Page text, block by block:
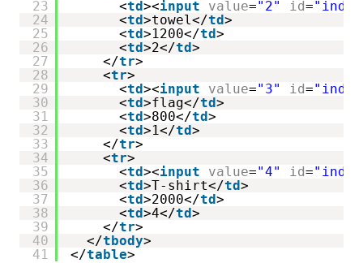
23
24
25
26
27
28
29
30
31
32
33
34
35
36
37
38
39
40
41
<td><input value="2" id=
<td>towel</td>
<td>1200</td>
<td>2</td>
</tr>
<tr>
<td><input value="3" id=
<td>flag</td>
<td>800</td>
<td>1</td>
</tr>
<tr>
<td><input value="4" id=
<td>T-shirt</td>
<td>2000</td>
<td>4</td>
</tr>
</tbody>
</table>